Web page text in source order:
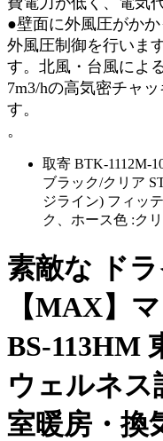
●壁面に外風圧がか
外風圧制御を行いま
す。北風・台風によ
7m3/hの高気密チャ
す。
。
取寄 BTK-1112M-
ブラック/クリア
ジライン) フィッ
ク、ホース色 :ク
素敵な ド
【MAX】
BS-113HM
ウェルネス
室暖房・換